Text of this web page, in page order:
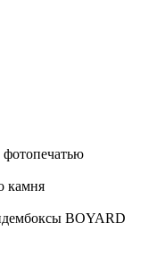
камня
BOYARD